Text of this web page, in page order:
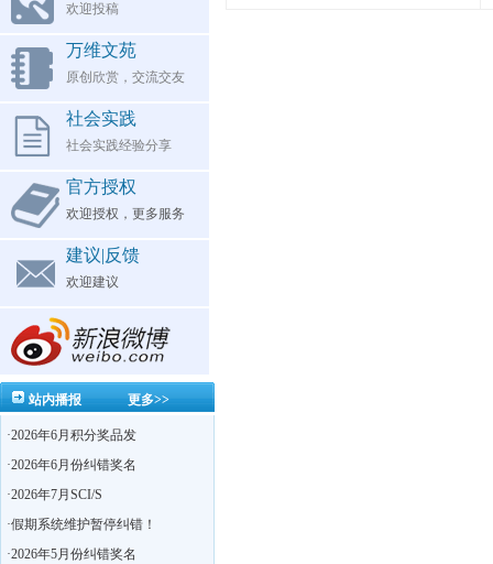
欢迎投稿
万维文苑
原创欣赏，交流交友
社会实践
社会实践经验分享
官方授权
欢迎授权，更多服务
建议|反馈
欢迎建议
更多>>
站内播报
·2026年6月积分奖品发
·2026年6月份纠错奖名
·2026年7月SCI/S
·假期系统维护暂停纠错！
·2026年5月份纠错奖名